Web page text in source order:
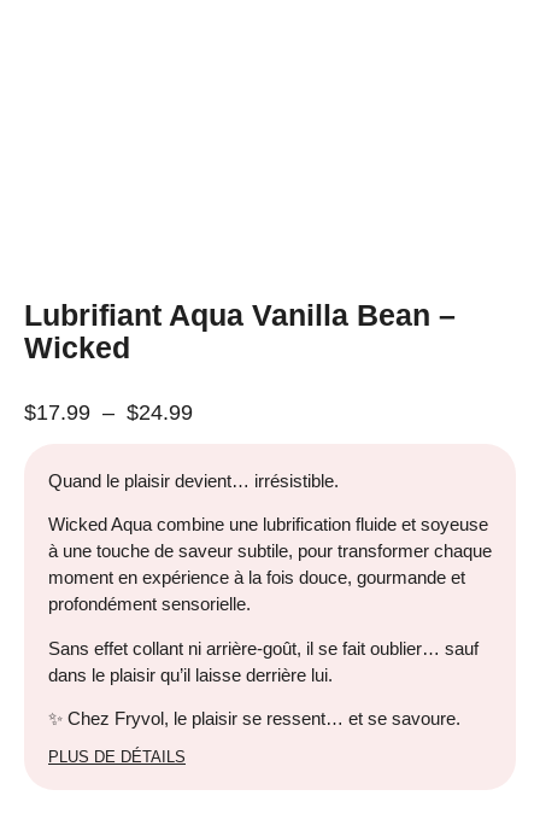
Lubrifiant Aqua Vanilla Bean –
Wicked
$17.99 – $24.99
Quand le plaisir devient… irrésistible.
Wicked Aqua combine une lubrification fluide et soyeuse
à une touche de saveur subtile, pour transformer chaque
moment en expérience à la fois douce, gourmande et
profondément sensorielle.
Sans effet collant ni arrière-goût, il se fait oublier… sauf
dans le plaisir qu’il laisse derrière lui.
✨ Chez Fryvol, le plaisir se ressent… et se savoure.
PLUS DE DÉTAILS